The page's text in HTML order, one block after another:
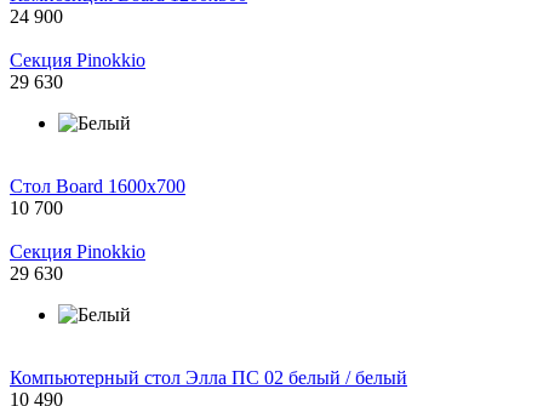
24 900
Cекция Pinokkio
29 630
Стол Board 1600x700
10 700
Cекция Pinokkio
29 630
Компьютерный стол Элла ПС 02 белый / белый
10 490